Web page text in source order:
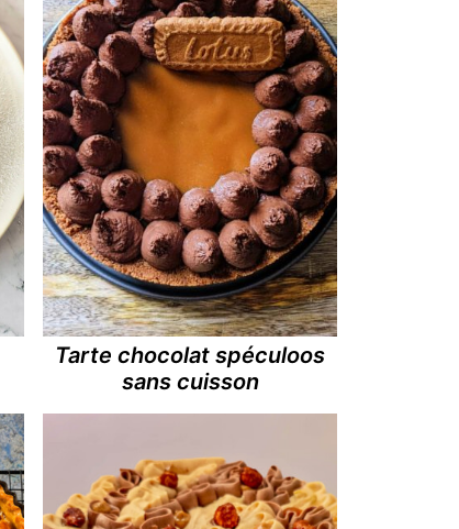
Tarte chocolat spéculoos
sans cuisson